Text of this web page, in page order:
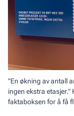
"En økning av antall
ingen ekstra
faktaboksen for å få